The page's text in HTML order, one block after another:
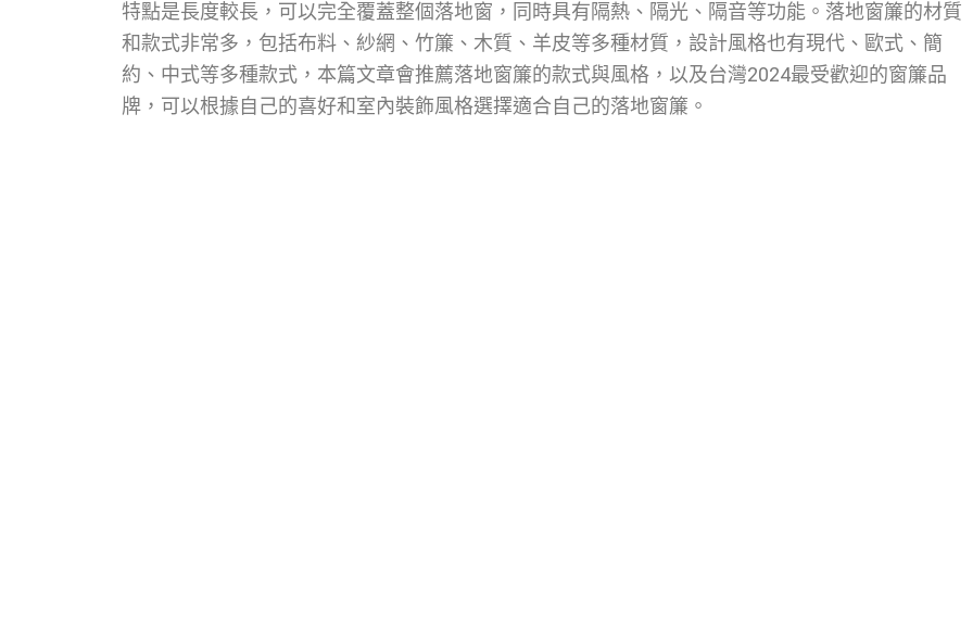
特點是長度較長，可以完全覆蓋整個落地窗，同時具有隔熱、隔光、隔音等功能。落地窗簾的材質
和款式非常多，包括布料、紗網、竹簾、木質、羊皮等多種材質，設計風格也有現代、歐式、簡
約、中式等多種款式，本篇文章會推薦落地窗簾的款式與風格，以及台灣2024最受歡迎的窗簾品
牌，可以根據自己的喜好和室內裝飾風格選擇適合自己的落地窗簾。